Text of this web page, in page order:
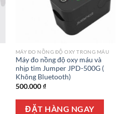
MÁY ĐO NỒNG ĐỘ OXY TRONG MÁU
Máy đo nồng độ oxy máu và
nhịp tim Jumper JPD-500G (
Không Bluetooth)
500.000₫
ĐẶT HÀNG NGAY